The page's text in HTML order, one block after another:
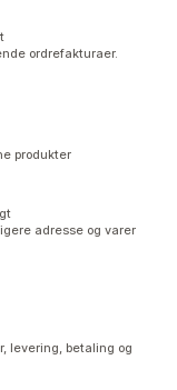
ordrefakturaer.
produkter
adresse og varer
levering, betaling og